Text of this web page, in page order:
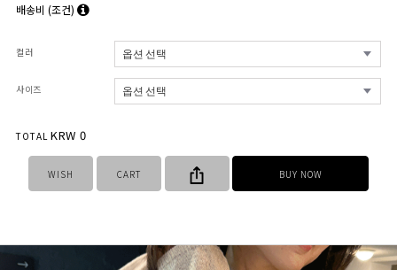
배송비 (조건)
컬러
사이즈
TOTAL KRW 0
WISH CART BUY NOW